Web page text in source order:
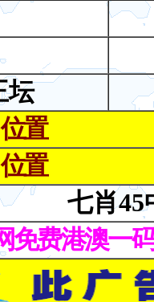
坛
位置
位置
七肖45
免费港澳一